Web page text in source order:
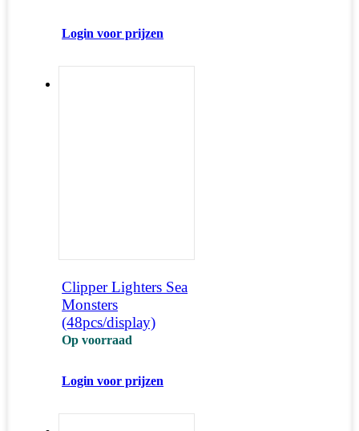
Login voor prijzen
Clipper Lighters Sea
Monsters
(48pcs/display)
Op voorraad
Login voor prijzen